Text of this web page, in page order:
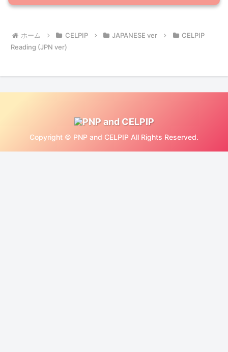
ホーム CELPIP JAPANESE ver
CELPIP
Reading (JPN ver)
Copyright © PNP and CELPIP All Rights Reserved.